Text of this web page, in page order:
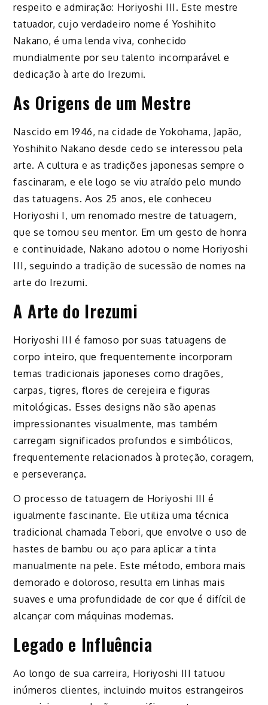
respeito e admiração: Horiyoshi III. Este mestre
tatuador, cujo verdadeiro nome é Yoshihito
Nakano, é uma lenda viva, conhecido
mundialmente por seu talento incomparável e
dedicação à arte do Irezumi.
As Origens de um Mestre
Nascido em 1946, na cidade de Yokohama, Japão,
Yoshihito Nakano desde cedo se interessou pela
arte. A cultura e as tradições japonesas sempre o
fascinaram, e ele logo se viu atraído pelo mundo
das tatuagens. Aos 25 anos, ele conheceu
Horiyoshi I, um renomado mestre de tatuagem,
que se tornou seu mentor. Em um gesto de honra
e continuidade, Nakano adotou o nome Horiyoshi
III, seguindo a tradição de sucessão de nomes na
arte do Irezumi.
A Arte do Irezumi
Horiyoshi III é famoso por suas tatuagens de
corpo inteiro, que frequentemente incorporam
temas tradicionais japoneses como dragões,
carpas, tigres, flores de cerejeira e figuras
mitológicas. Esses designs não são apenas
impressionantes visualmente, mas também
carregam significados profundos e simbólicos,
frequentemente relacionados à proteção, coragem,
e perseverança.
O processo de tatuagem de Horiyoshi III é
igualmente fascinante. Ele utiliza uma técnica
tradicional chamada Tebori, que envolve o uso de
hastes de bambu ou aço para aplicar a tinta
manualmente na pele. Este método, embora mais
demorado e doloroso, resulta em linhas mais
suaves e uma profundidade de cor que é difícil de
alcançar com máquinas modernas.
Legado e Influência
Ao longo de sua carreira, Horiyoshi III tatuou
inúmeros clientes, incluindo muitos estrangeiros